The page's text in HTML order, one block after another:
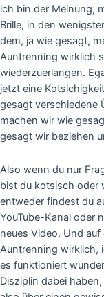
ich bin der Meinung,
Brille, in den
dem, ja wie gesagt,
Auntrenning wirklich
wiederzuerlangen.
jetzt eine
gesagt verschiedene
machen wir wie
gesagt wir beziehen
Also wenn du nur
bist du kotsisch oder
entweder findest du
YouTube-Kanal oder
neues Video. Und
Auntrenning wirklich,
es funktioniert
Disziplin dabei